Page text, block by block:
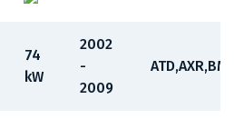
74
kW
2002
-
2009